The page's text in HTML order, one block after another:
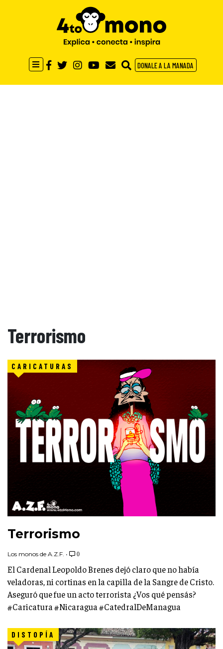
DONALE A LA MANADA
Terrorismo
CARICATURAS
Terrorismo
Los monos de A.Z.F. • 0
El Cardenal Leopoldo Brenes dejó claro que no había
veladoras, ni cortinas en la capilla de la Sangre de Cristo.
Aseguró que fue un acto terrorista ¿Vos qué pensás?
#Caricatura #Nicaragua #CatedralDeManagua
DISTOPÍA